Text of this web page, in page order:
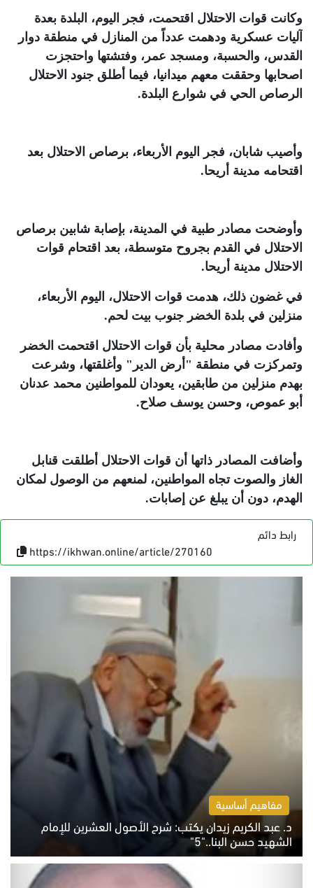
وكانت قوات الاحتلال اقتحمت، فجر اليوم، البلدة بعدة
آليات عسكرية ودهمت عدداً من المنازل في منطقة دوار
القدس، والحسبة، ومسجد عمر، وفتشتها واحتجزت
اصحابها وحققت معهم ميدانيا، فيما أطلق جنود الاحتلال
الرصاص الحي في شوارع البلدة.
وأصيب شابان، فجر اليوم الأربعاء، برصاص الاحتلال بعد
اقتحامه مدينة أريحا.
وأوضحت مصادر طبية في المدينة، بإصابة شابين برصاص
الاحتلال في القدم بجروح متوسطة، بعد اقتحام قوات
الاحتلال مدينة أريحا.
في غضون ذلك، هدمت قوات الاحتلال، اليوم الأربعاء،
منزلين في بلدة الخضر جنوب بيت لحم.
وأفادت مصادر محلية بأن قوات الاحتلال اقتحمت الخضر
وتمركزت في منطقة "أرض الدير" وأغلقتها، وشرعت
بهدم منزلين من طابقين، يعودان للمواطنين محمد عدنان
أبو عموص، وحسن يوسف صلاح.
وأضافت المصادر ذاتها أن قوات الاحتلال أطلقت قنابل
الغاز والصوت تجاه المواطنين، لمنعهم من الوصول لمكان
الهدم، دون أن يبلغ عن إصابات.
رابط دائم
https://ikhwan.online/article/270160
مفاهيم أساسية
د. عبد الكريم زيدان يكتب: شرح الأصول العشرين للإمام
الشهيد حسن البنا.."5"
السبت 8 أغسطس 2026 10:46 ص